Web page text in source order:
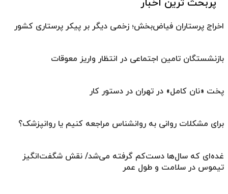
پربحث ترین اخبار
اخراج پرستاران فیاض‌بخش؛ زخمی دیگر بر پیکر پرستاری کشور
بازنشستگان تامین اجتماعی در انتظار واریز معوقات
پخت «نان کامل» در تهران در دستور کار
برای مشکلات روانی به روانشناس مراجعه کنیم یا روانپزشک؟
غده‌ای که سال‌ها دست‌کم گرفته می‌شد/ نقش شگفت‌انگیز
تیموس در سلامت و طول عمر